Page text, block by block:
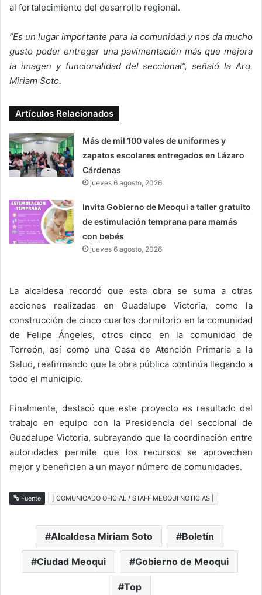
al fortalecimiento del desarrollo regional.
“Es un lugar importante para la comunidad y nos da mucho
gusto poder entregar una pavimentación más que mejora
la imagen y funcionalidad del seccional”, señaló la Arq.
Miriam Soto.
Artículos Relacionados
Más de mil 100 vales de uniformes y
zapatos escolares entregados en Lázaro
Cárdenas
jueves 6 agosto, 2026
Invita Gobierno de Meoqui a taller gratuito
de estimulación temprana para mamás
con bebés
jueves 6 agosto, 2026
La alcaldesa recordó que esta obra se suma a otras
acciones realizadas en Guadalupe Victoria, como la
construcción de cinco cuartos dormitorio en la comunidad
de Felipe Ángeles, otros cinco en la comunidad de
Torreón, así como una Casa de Atención Primaria a la
Salud, reafirmando que la obra pública continúa llegando a
todo el municipio.
Finalmente, destacó que este proyecto es resultado del
trabajo en equipo con la Presidencia del seccional de
Guadalupe Victoria, subrayando que la coordinación entre
autoridades permite que los recursos se aprovechen
mejor y beneficien a un mayor número de comunidades.
Fuente | COMUNICADO OFICIAL / STAFF MEOQUI NOTICIAS |
Alcaldesa Miriam Soto Boletín
Ciudad Meoqui Gobierno de Meoqui
Top